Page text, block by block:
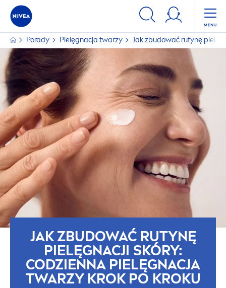
Porady Pielęgnacja twarzy Jak zbudować rutynę
JAK ZBUDOWAĆ RUTYNĘ
PIELĘGNACJI SKÓRY:
CODZIENNA PIELĘGNACJA
TWARZY KROK PO KROKU